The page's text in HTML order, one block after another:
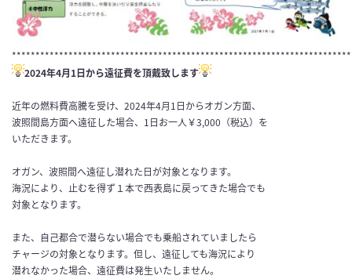
2024年4月1日から遠征費を頂戴致します
近年の燃料費高騰を受け、2024年4月1日からオガン方面、
波照間島方面へ遠征した場合、1日お一人￥3,000（税込）を
いただきます。
オガン、波照間へ遠征し潜れた日が対象となります。
海況により、止むを得ず１本で西表島に戻ってきた場合でも
対象となります。
また、自己都合で潜らない場合でも乗船されていましたら
チャージの対象となります。但し、遠征しても海況により
潜れなかった場合、遠征費は発生いたしません。